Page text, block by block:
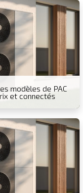
modèles de PAC
et connectés